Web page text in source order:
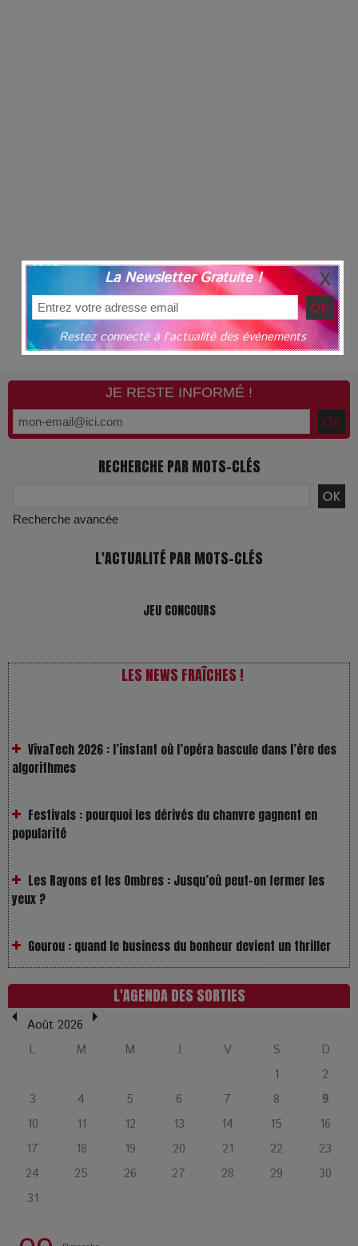
JE RESTE INFORMÉ !
RECHERCHE PAR MOTS-CLÉS
Recherche avancée
L'ACTUALITÉ PAR MOTS-CLÉS
JEU CONCOURS
LES NEWS FRAÎCHES !
LOL 2.0 : aimer, grandir et se comprendre à l’ère des
réseaux
L’Affaire Bojarski : entre faux billets et vraie tragédie
humaine
L’or blanc à la croisée des chemins : Rumilly interroge
psychologique qui a conquis le monde !
L'AGENDA DES SORTIES
Août 2026
L
M M J V S
D
1
2
3
4 5 6 7 8
9
10
11 12 13 14 15
16
17
18 19 20 21 22
23
24
25 26 27 28 29
30
31
La Newsletter Gratuite !
Restez connecté à l'actualité des événements